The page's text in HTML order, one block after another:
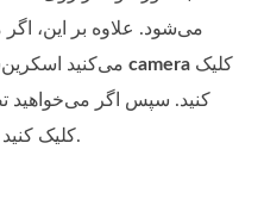
می‌شود. علاوه بر این، اگر
می‌کنید اسکرین‌شات بگیرید، روی دکمهcamera
کنید. سپس اگر می‌خواهید
کلیک کنید.